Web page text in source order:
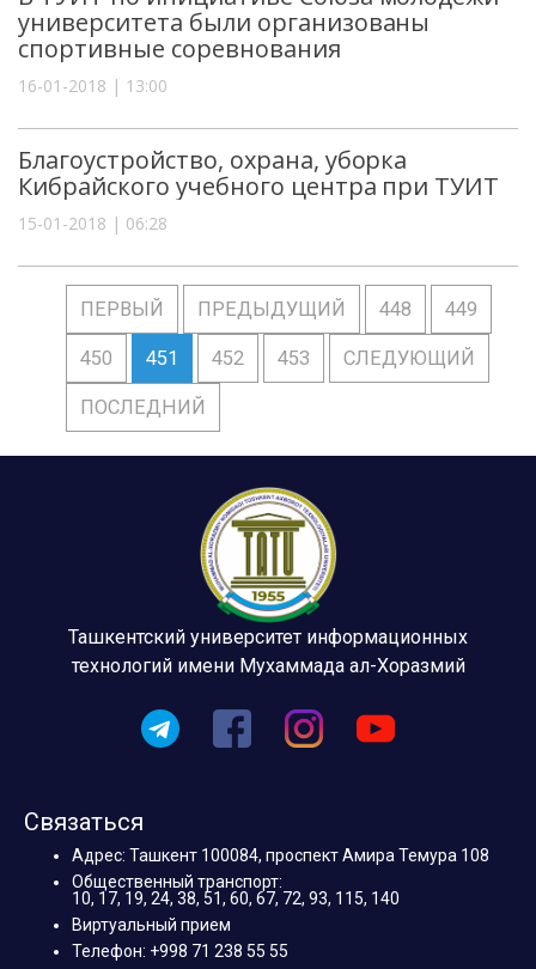
университета были организованы
спортивные соревнования
16-01-2018 | 13:00
Благоустройство, охрана, уборка
Кибрайского учебного центра при ТУИТ
15-01-2018 | 06:28
ПЕРВЫЙ ПРЕДЫДУЩИЙ 448 449
450 451 452 453 СЛЕДУЮЩИЙ
ПОСЛЕДНИЙ
Ташкентский университет информационных
технологий имени Мухаммада ал-Хоразмий
Связаться
Адрес: Ташкент 100084, проспект Амира Темура 108
Общественный транспорт:
10, 17, 19, 24, 38, 51, 60, 67, 72, 93, 115, 140
Виртуальный прием
Телефон: +998 71 238 55 55